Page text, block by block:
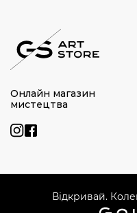
Онлайн магазин
мистецтва
Відкривай.